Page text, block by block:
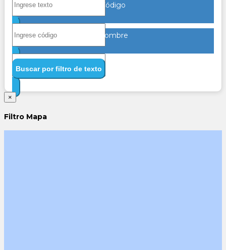
Código
Nombre
Buscar por filtro de texto
×
Filtro Mapa